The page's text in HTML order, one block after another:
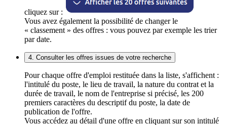
cliquez sur :
Vous avez également la possibilité de changer le
« classement » des offres : vous pouvez par exemple les trier
par date.
4. Consulter les offres issues de votre recherche
Pour chaque offre d'emploi restituée dans la liste, s'affichent :
l'intitulé du poste, le lieu de travail, la nature du contrat et la
durée de travail, le nom de l'entreprise si précisé, les 200
premiers caractères du descriptif du poste, la date de
publication de l'offre.
Vous accédez au détail d'une offre en cliquant sur son intitulé